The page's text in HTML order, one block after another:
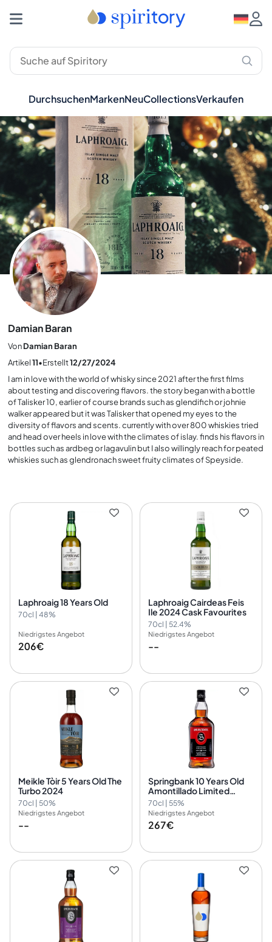
DurchsuchenMarkenNeuCollectionsVerkaufen
Damian Baran
Von Damian Baran
Artikel11•Erstellt12/27/2024
I am in love with the world of whisky since 2021 after the first films
about testing and discovering flavors. the story began with a bottle
of Talisker 10, earlier of course brands such as glendifich or johnie
walker appeared but it was Talisker that opened my eyes to the
diversity of flavors and scents. currently with over 800 whiskies tried
and head over heels in love with the climates of islay. finds his flavors in
bottles such as ardbeg or lagavulin but I also willingly reach for peated
whiskies such as glendronach sweet fruity climates of Speyside.
Laphroaig 18 Years Old
70cl | 48%
Niedrigstes Angebot
206€
Laphroaig Cairdeas Feis
Ile 2024 Cask Favourites
70cl | 52.4%
Niedrigstes Angebot
--
Meikle Tòir 5 Years Old The
Turbo 2024
70cl | 50%
Niedrigstes Angebot
--
Springbank 10 Years Old
Amontillado Limited
Edition 2024
70cl | 55%
Niedrigstes Angebot
267€